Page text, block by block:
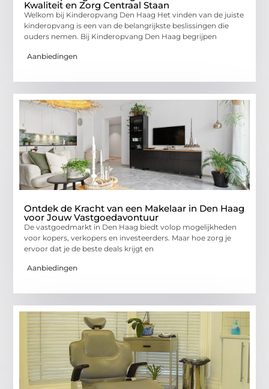
Kwaliteit en Zorg Centraal Staan
Welkom bij Kinderopvang Den Haag Het vinden van de juiste
kinderopvang is een van de belangrijkste beslissingen die
ouders nemen. Bij Kinderopvang Den Haag begrijpen
Aanbiedingen
Ontdek de Kracht van een Makelaar in Den Haag
voor Jouw Vastgoedavontuur
De vastgoedmarkt in Den Haag biedt volop mogelijkheden
voor kopers, verkopers en investeerders. Maar hoe zorg je
ervoor dat je de beste deals krijgt en
Aanbiedingen